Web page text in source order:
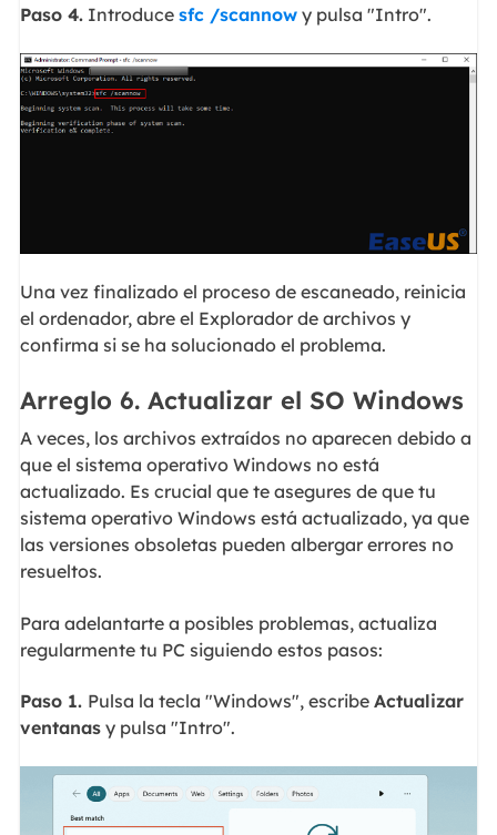
Paso 4.Introduce sfc /scannowy pulsa "Intro".
Una vez finalizado el proceso de escaneado, reinicia
el ordenador, abre el Explorador de archivos y
confirma si se ha solucionado el problema.
Arreglo 6. Actualizar el SO Windows
A veces, los archivos extraídos no aparecen debido a
que el sistema operativo Windows no está
actualizado. Es crucial que te asegures de que tu
sistema operativo Windows está actualizado, ya que
las versiones obsoletas pueden albergar errores no
resueltos.
Para adelantarte a posibles problemas, actualiza
regularmente tu PC siguiendo estos pasos:
Paso 1. Pulsa la tecla "Windows", escribe Actualizar
ventanasy pulsa "Intro".